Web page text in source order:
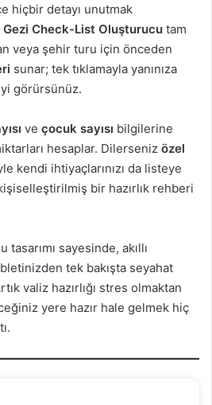
hiçbir detayı unutmak
Gezi Check-List Oluşturucu tam
veya şehir turu için önceden
sunar; tek tıklamayla yanınıza
görürsünüz.
ve çocuk sayısı bilgilerine
hesaplar. Dilerseniz özel
kendi ihtiyaçlarınızı da listeye
bir hazırlık rehberi
sayesinde, akıllı
tek bakışta seyahat
valiz hazırlığı stres olmaktan
yere hazır hale gelmek hiç